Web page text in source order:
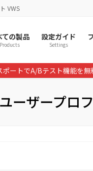
VWS
ての製品
Products
設定ガイド
Settings
ポートでA/Bテスト機能を無
ユーザープロ